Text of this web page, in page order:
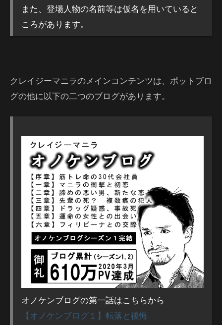
また、登場人物の名前等は仮名を用いていると
ころがあります。
クレイジーマニラのメインコンテンツは、ポットブロ
グの他に以下の二つのブログがあります。
オノケンブログの第一話はこちらから
【オノケンブログ１】転落と後悔